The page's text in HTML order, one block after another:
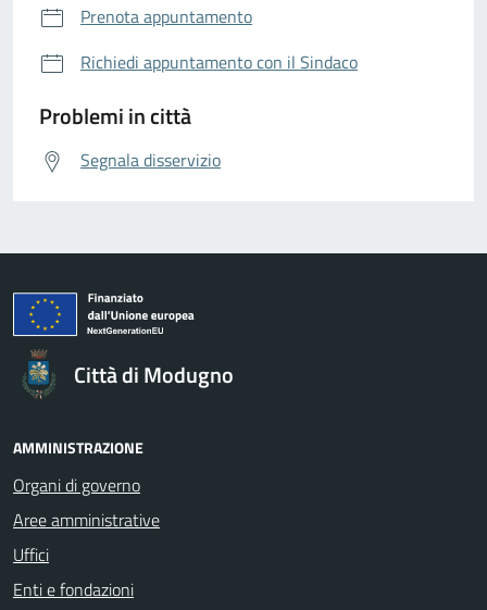
Prenota appuntamento
Richiedi appuntamento con il Sindaco
Problemi in città
Segnala disservizio
Città di Modugno
AMMINISTRAZIONE
Organi di governo
Aree amministrative
Uffici
Enti e fondazioni